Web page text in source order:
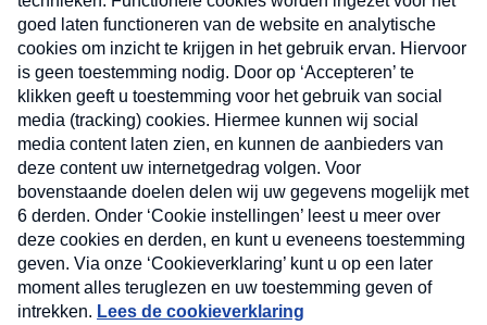
Verzend
Nieuwsbrief
Neem hier een gratis abonnement op onze
nieuwsbrief. Elke vrijdag- en dinsdagochtend in uw